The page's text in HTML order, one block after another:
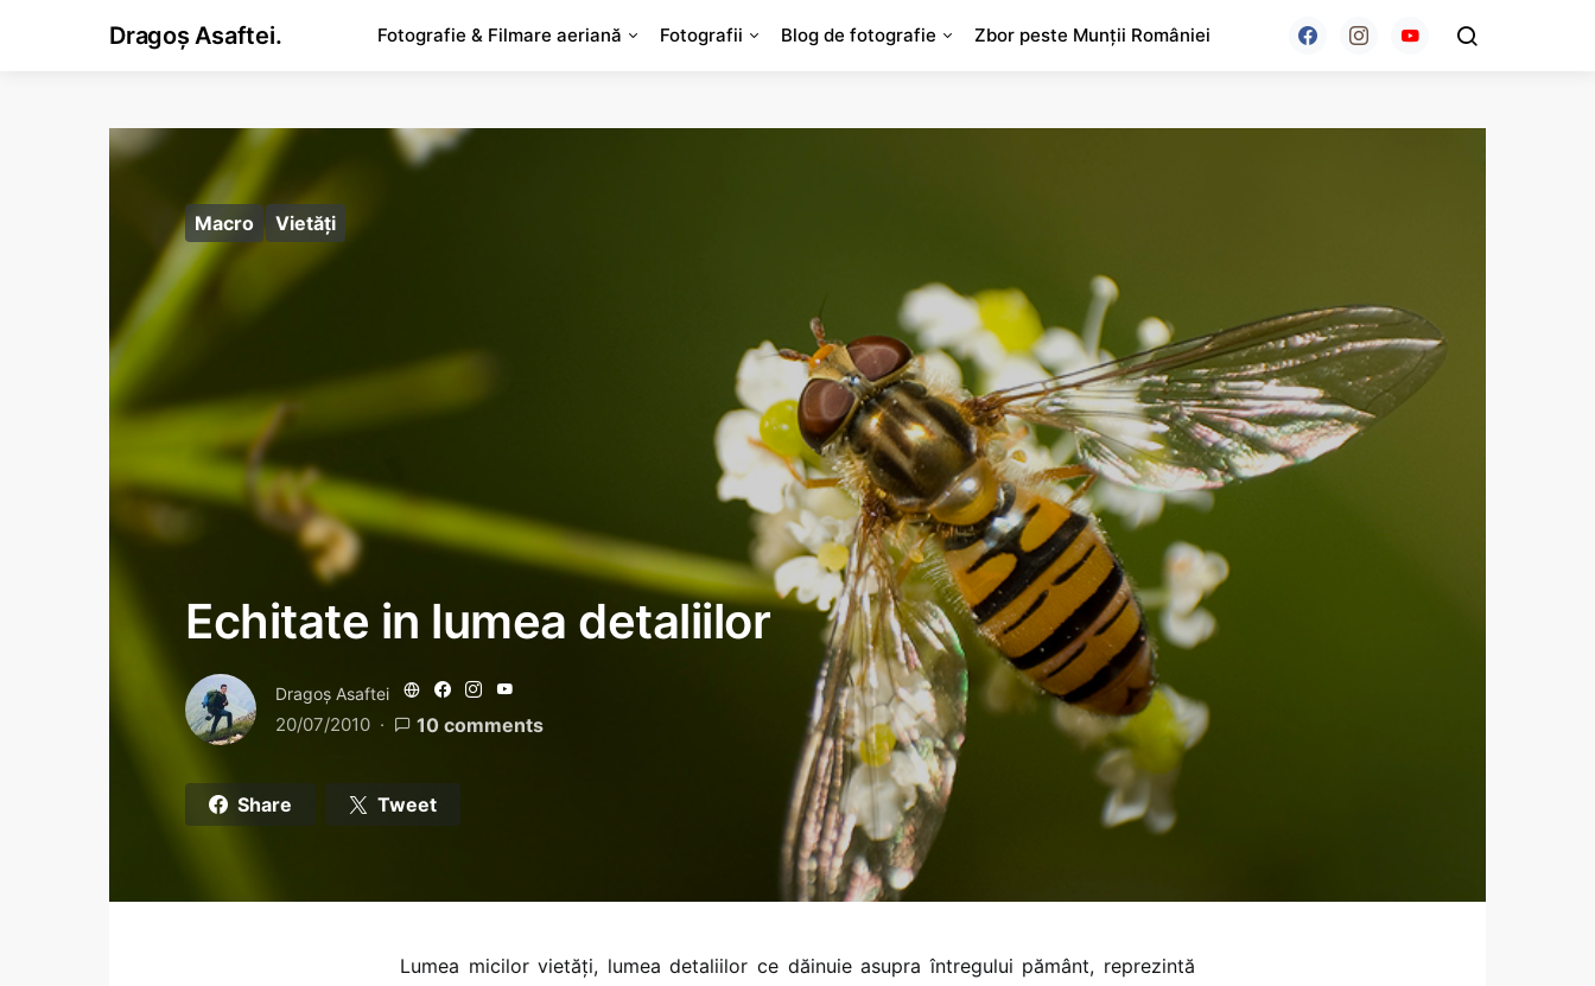
Dragoș Asaftei. Fotografie & Filmare aeriană Fotografii Blog de fotografie Zbor peste Munții României
Macro Vietăţi
Echitate in lumea detaliilor
Dragoş Asaftei
20/07/2010 10 comments
Share Tweet
Lumea micilor vietăţi, lumea detaliilor ce dăinuie asupra întregului pământ, reprezintă